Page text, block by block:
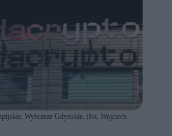
Wybrzeze Gdynskie. (fot. Wojciech